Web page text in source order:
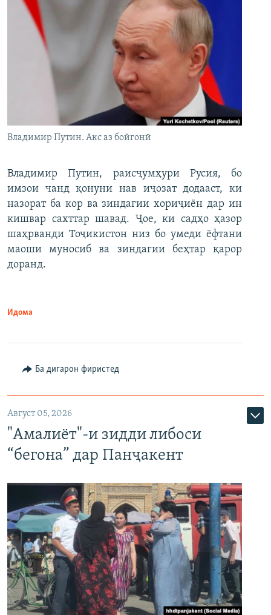
Владимир Путин. Акс аз бойгонӣ
Владимир Путин, раисҷумҳури Русия, бо
имзои чанд қонуни нав иҷозат додааст, ки
назорат ба кор ва зиндагии хориҷиён дар ин
кишвар сахттар шавад. Ҷое, ки садҳо ҳазор
шаҳрванди Тоҷикистон низ бо умеди ёфтани
маоши муносиб ва зиндагии беҳтар қарор
доранд.
Идома
Ба дигарон фиристед
Август 05, 2026
"Амалиёт"-и зидди либоси
“бегона” дар Панҷакент